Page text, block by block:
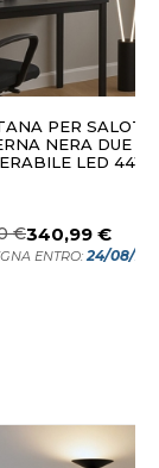
PER
NERA DUE
LED 44W
€340,99 €
ENTRO:24/08/